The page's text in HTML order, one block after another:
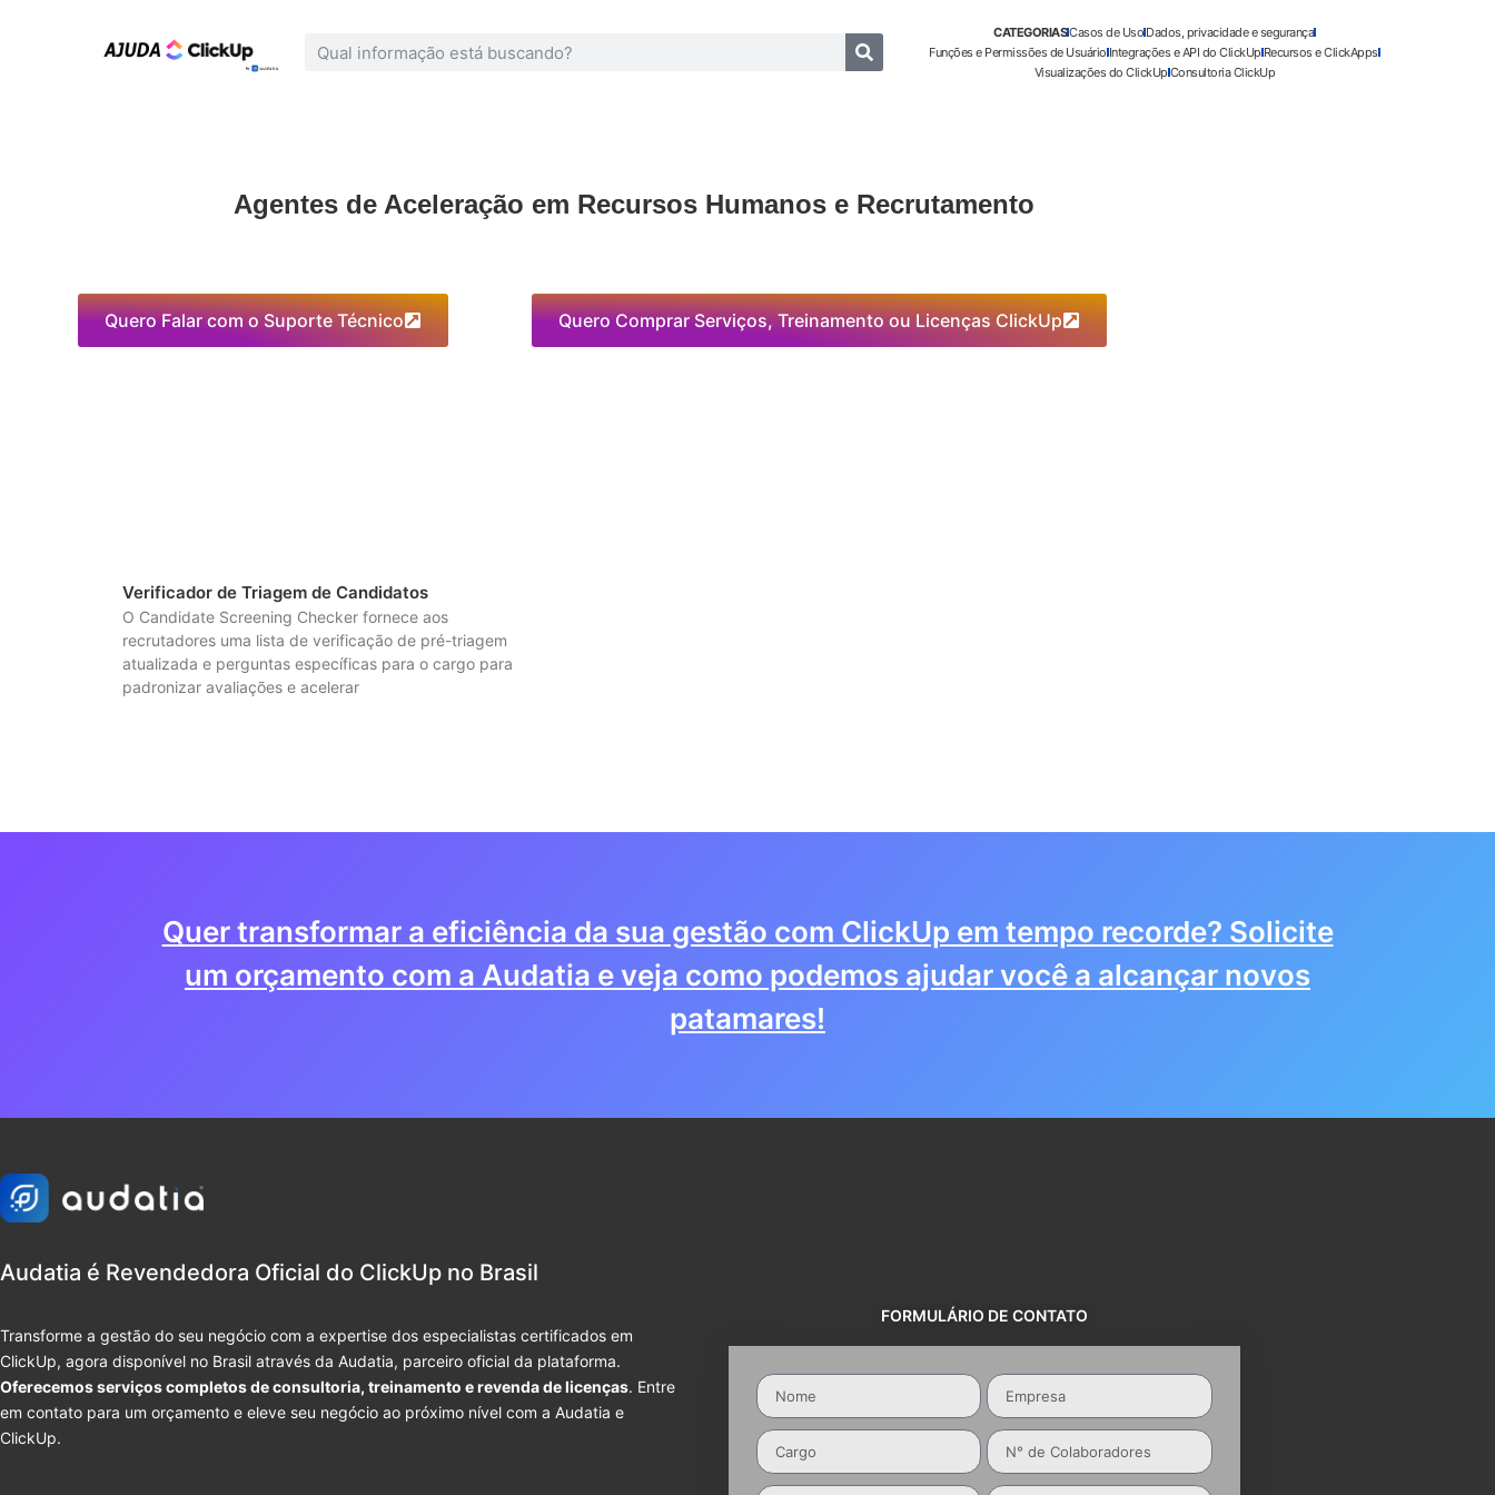
CATEGORIASCasos de Uso Dados, privacidade e segurança
Funções e Permissões de UsuárioIntegrações e API do ClickUpRecursos e ClickApps
Visualizações do ClickUpConsultoria ClickUp
Agentes de Aceleração em Recursos Humanos e Recrutamento
Quero Falar com o Suporte Técnico Quero Comprar Serviços, Treinamento ou Licenças ClickUp
Verificador de Triagem de Candidatos
O Candidate Screening Checker fornece aos
recrutadores uma lista de verificação de pré-triagem
atualizada e perguntas específicas para o cargo para
padronizar avaliações e acelerar
Quer transformar a eficiência da sua gestão com ClickUp em tempo recorde? Solicite
um orçamento com a Audatia e veja como podemos ajudar você a alcançar novos
patamares!
Audatia é Revendedora Oficial do ClickUp no Brasil
Transforme a gestão do seu negócio com a expertise dos especialistas certificados em
ClickUp, agora disponível no Brasil através da Audatia, parceiro oficial da plataforma.
Oferecemos serviços completos de consultoria, treinamento e revenda de licenças. Entre
em contato para um orçamento e eleve seu negócio ao próximo nível com a Audatia e
ClickUp.
FORMULÁRIO DE CONTATO